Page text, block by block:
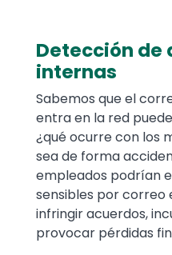
Detección de
internas
Sabemos que el
entra en la red
¿qué ocurre con los
sea de forma
empleados podrían
sensibles por
infringir acuerdos,
provocar pérdidas